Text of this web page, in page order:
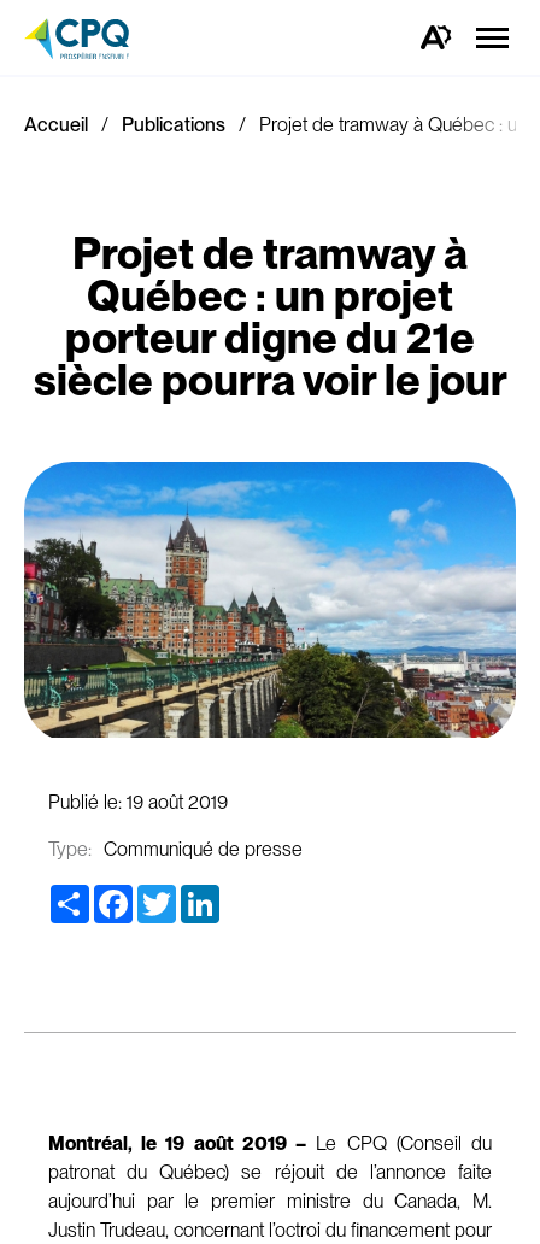
Ouvrez
d'accessibilité.
la
Accueil Publications Projet de tramway à Québec : un
Projet de tramway à
Québec : un projet
porteur digne du 21e
siècle pourra voir le jour
Publié le: 19 août 2019
Type: Communiqué de presse
Share Facebook
Twitter
Montréal, le 19 août 2019 – Le CPQ (Conseil du
patronat du Québec) se réjouit de l’annonce faite
aujourd’hui par le premier ministre du Canada, M.
Justin Trudeau, concernant l’octroi du financement pour